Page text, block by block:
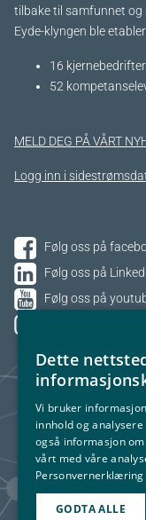
tilbake til samfunnet og
Eyde-klyngen ble
16 kjernebedrifter​
52
MELD DEG PÅ VÅRT
Logg inn i
Følg oss på
Følg oss på
Følg oss på
Dette
Vi bruker
innhold og
også informasjon
vårt med våre
Personvernerklæring
GODTA ALLE